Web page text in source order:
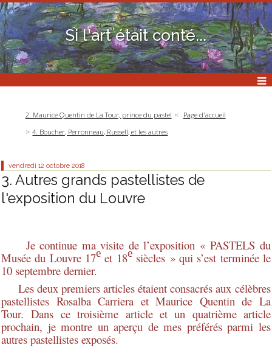
Si l'art était conté...
2. Maurice Quentin de La Tour, prince du pastel
Page d'accueil
4. Boucher, Perronneau, Russell, et les autres
vendredi 12 octobre 2018
3. Autres grands pastellistes de
l'exposition du Louvre
Je continue ma visite de l’exposition « PASTELS du
Musée du Louvre 17e et 18esiècles » qui s’est terminée le
10 septembre dernier.
Les deux premiers articles étaient consacrés aux célèbres
pastellistes Rosalba Carriera et Maurice Quentin de La
Tour.Dans ce troisième article et un quatrième article
prochain, je montre un aperçu de mes préférés parmi les
autres pastellistes exposés.